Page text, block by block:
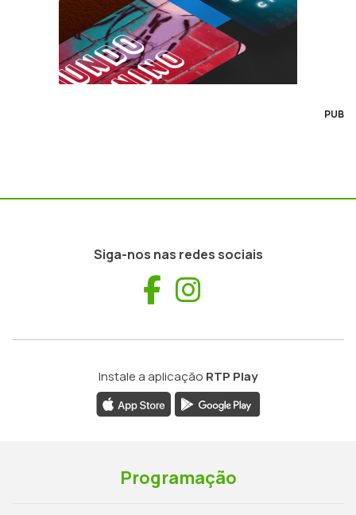
PUB
Siga-nos nas redes sociais
Facebook
Instale a aplicação RTP Play
Programação